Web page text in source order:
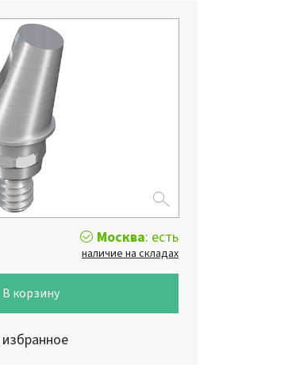
Москва: есть
наличие на складах
В корзину